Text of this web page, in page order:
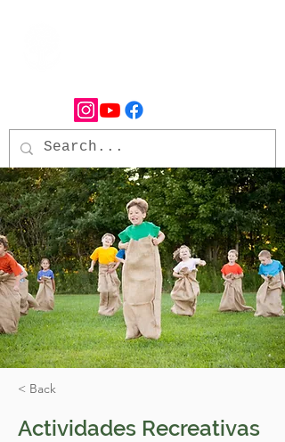
< Back
Actividades Recreativas